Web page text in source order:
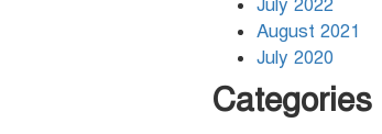
August 2021
July 2020
Categories